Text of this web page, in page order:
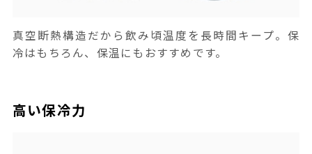
真空断熱構造だから飲み頃温度を長時間キープ。保
冷はもちろん、保温にもおすすめです。
高い保冷力